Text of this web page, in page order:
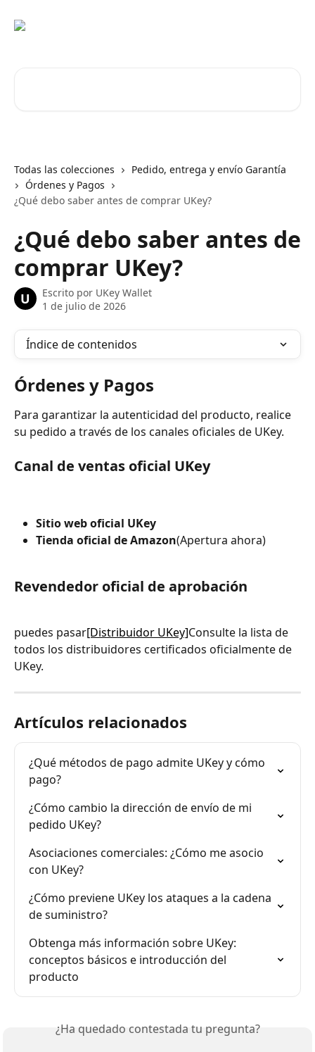
Todas las colecciones
Pedido, entrega y envío Garantía
Órdenes y Pagos
¿Qué debo saber antes de comprar UKey?
¿Qué debo saber antes de
comprar UKey?
U Escrito por UKey Wallet
1 de julio de 2026
Índice de contenidos
Órdenes y Pagos
Para garantizar la autenticidad del producto, realice
su pedido a través de los canales oficiales de UKey.
Canal de ventas oficial UKey
Sitio web oficial UKey
Tienda oficial de Amazon(Apertura ahora)
Revendedor oficial de aprobación
puedes pasar[Distribuidor UKey]Consulte la lista de
todos los distribuidores certificados oficialmente de
UKey.
Artículos relacionados
¿Qué métodos de pago admite UKey y cómo
pago?
¿Cómo cambio la dirección de envío de mi
pedido UKey?
Asociaciones comerciales: ¿Cómo me asocio
con UKey?
¿Cómo previene UKey los ataques a la cadena
de suministro?
Obtenga más información sobre UKey:
conceptos básicos e introducción del
producto
¿Ha quedado contestada tu pregunta?